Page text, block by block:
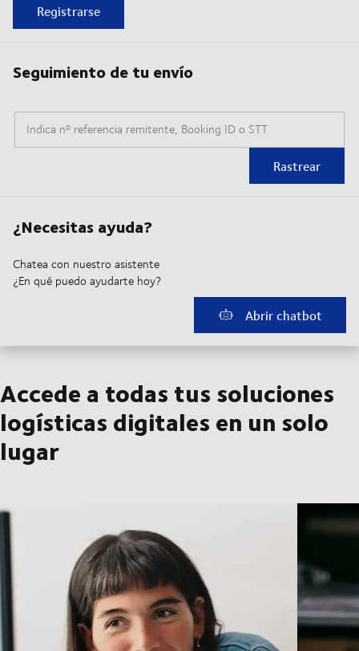
Registrarse
Seguimiento de tu envío
Indica nº referencia remitente, Booking ID o STT
Rastrear
¿Necesitas ayuda?
Chatea con nuestro asistente
¿En qué puedo ayudarte hoy?
Abrir chatbot
Accede a todas tus soluciones
logísticas digitales en un solo
lugar